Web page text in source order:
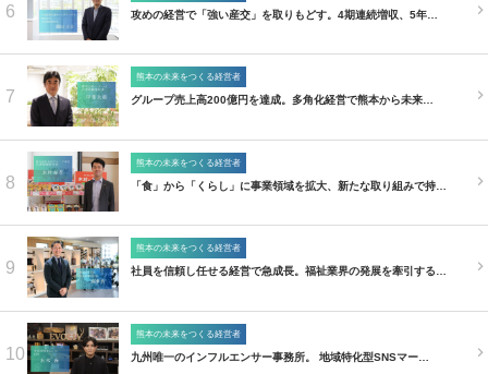
6 攻めの経営で「強い産交」を取りもどす。4期連続増収、5年…
7
熊本の未来をつくる経営者
グループ売上高200億円を達成。多角化経営で熊本から未来…
8
熊本の未来をつくる経営者
「食」から「くらし」に事業領域を拡大、新たな取り組みで持…
9
熊本の未来をつくる経営者
社員を信頼し任せる経営で急成長。福祉業界の発展を牽引する…
10
熊本の未来をつくる経営者
九州唯一のインフルエンサー事務所。 地域特化型SNSマー…